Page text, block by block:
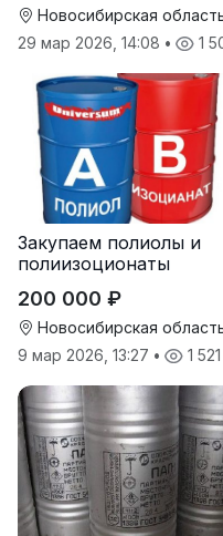
Новосибирская
29 мар 2026, 14:08 • 1
Закупаем полиолы и
полиизоционаты
200 000 ₽
Новосибирская
9 мар 2026, 13:27 • 1 521